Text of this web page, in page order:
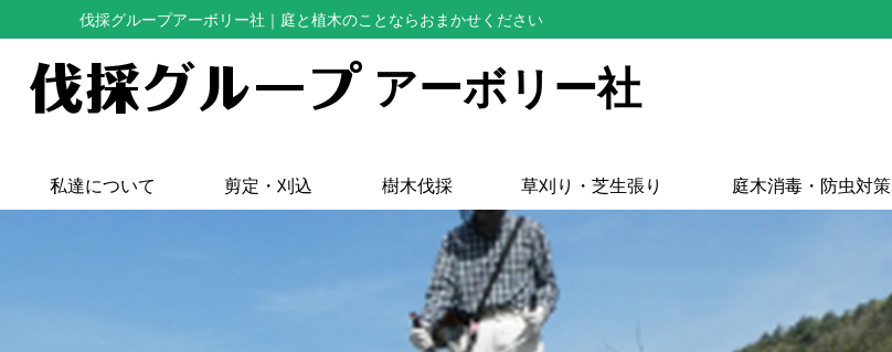
伐採グループアーボリー社 ｜庭と植木のことならおまかせください
アーボリー社
私達について 剪定・刈込 樹木伐採 草刈り・芝生張り 庭木消毒・防虫対策